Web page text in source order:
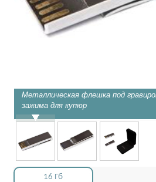
Металлическая флешка под
зажима для купюр
16 Гб